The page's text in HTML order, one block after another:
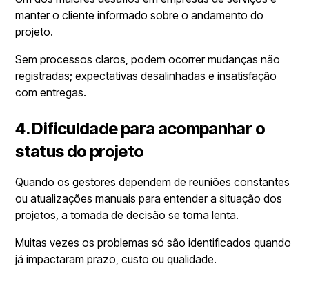
manter o cliente informado sobre o andamento do
projeto.
Sem processos claros, podem ocorrer mudanças não
registradas; expectativas desalinhadas e insatisfação
com entregas.
4. Dificuldade para acompanhar o
status do projeto
Quando os gestores dependem de reuniões constantes
ou atualizações manuais para entender a situação dos
projetos, a tomada de decisão se torna lenta.
Muitas vezes os problemas só são identificados quando
já impactaram prazo, custo ou qualidade.